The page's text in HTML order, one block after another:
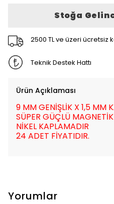
Stoğa
2500 TL ve üzeri ücretsiz
Teknik Destek Hattı
Ürün Açıklaması
9 MM GENİŞLİK X 1,5 MM
SÜPER GÜÇLÜ
NİKEL KAPLAMADIR
24 ADET FİYATIDIR.
Yorumlar